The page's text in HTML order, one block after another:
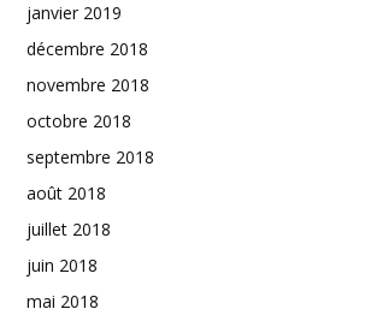
janvier 2019
décembre 2018
novembre 2018
octobre 2018
septembre 2018
août 2018
juillet 2018
juin 2018
mai 2018